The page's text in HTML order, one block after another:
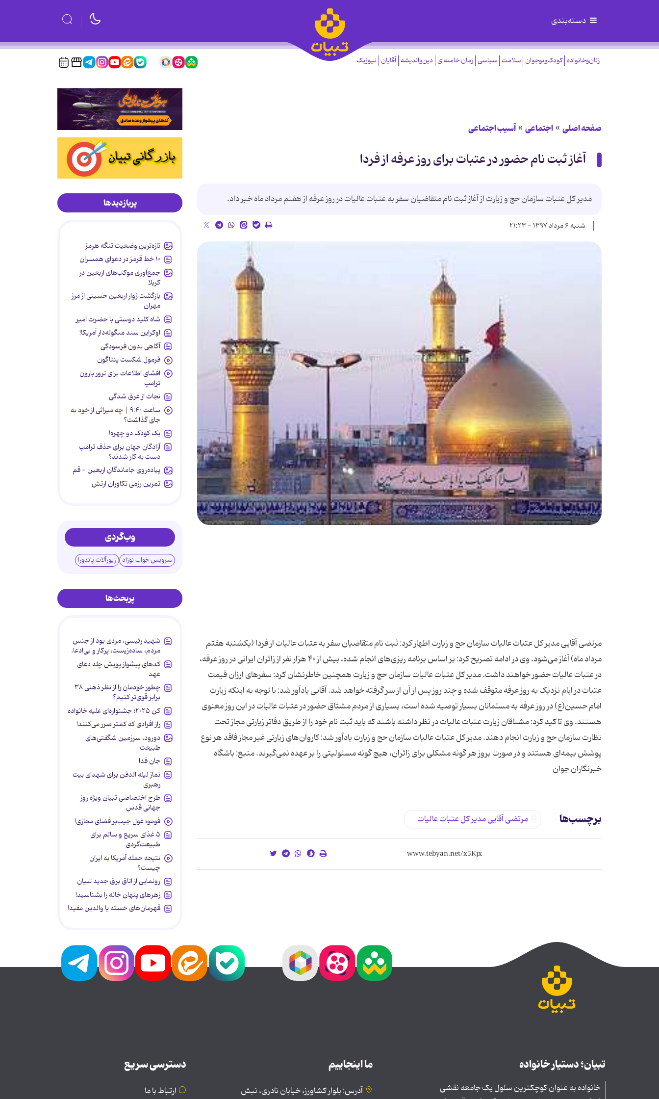
دسته‌بندی
زنان‌وخانواده کودک‌ونوجوان سلامت سیاسی زمان خامنه‌ای دین‌واندیشه آقایان نیوزیک
صفحه اصلی اجتماعی آسیب اجتماعی
آغاز ثبت نام حضور در عتبات برای روز عرفه از فردا
مدیر کل عتبات سازمان حج و زیارت از آغاز ثبت نام متقاضیان سفر به عتبات عالیات در روز عرفه از هفتم مرداد ماه خبر داد.
شنبه ۶ مرداد ۱۳۹۷ - ۲۱:۲۳
مرتضی آقایی مدیر کل عتبات عالیات سازمان حج و زیارت اظهار کرد: ثبت نام متقاضیان سفر به عتبات عالیات از فردا (یکشنبه هفتم
مرداد ماه) آغاز می‌شود. وی در ادامه تصریح کرد: بر اساس برنامه ریزی‌های انجام شده، بیش از ۴۰ هزار نفر از زائران ایرانی در روز عرفه،
در عتبات عالیات حضور خواهند داشت. مدیر کل عتبات عالیات سازمان حج و زیارت همچنین خاطرنشان کرد: سفرهای ارزان قیمت
عتبات در ایام نزدیک به روز عرفه متوقف شده و چند روز پس از آن از سر گرفته خواهد شد. آقایی یادآور شد: با توجه به اینکه زیارت
امام حسین(ع) در روز عرفه به مسلمانان بسیار توصیه شده‌ است، بسیاری از مردم مشتاق حضور در عتبات عالیات در این روز معنوی
هستند. وی تاکید کرد: مشتاقان زیارت عتبات عالیات در نظر داشته باشند که باید ثبت نام خود را از طریق دفاتر زیارتی مجاز تحت
نظارت سازمان حج و زیارت انجام دهند. مدیر کل عتبات عالیات سازمان حج و زیارت یادآور شد: کاروان‌های زیارتی غیر مجاز فاقد هر نوع
پوشش بیمه‌ای هستند و در صورت بروز هر گونه مشکلی برای زائران، هیچ گونه مسئولیتی را بر عهده نمی‌گیرند. منبع: باشگاه
خبرنگاران جوان
برچسب‌ها مرتضی آقایی مدیر کل عتبات عالیات
پربازدیدها
تازه‌ترین وضعیت تنگه هرمز
۱۰ خط قرمز در دعوای همسران
جمع‌آوری موکب‌های اربعین در
کربلا
بازگشت زوار اربعین حسینی از مرز
مهران
شاه کلید دوستی با حضرت امیر
اوکراین سند منگوله‌دار آمریکا!
آگاهی بدون فرسودگی
فرمول شکست پنتاگون
افشای اطلاعات برای ترور بارون
ترامپ
نجات از غرق شدگی
ساعت ۹:۴۰ | چه میراثی از خود به
جای گذاشت؟
یک کودک دو چهره!
آزادگان جهان برای حذف ترامپ
دست به کار شدند؟
پیاده‌روی جاماندگان اربعین - قم
تمرین رزمی تکاوران ارتش
وب‌گردی
سرویس خواب نوزاد زیورآلات پاندورا
پربحث‌ها
شهید رئیسی، مردی بود از جنس
مردم، ساده‌زیست، پرکار و بی‌ادعا.
کدهای پیشواز پویش چله دعای
عهد
چطور خودمان را از نظر ذهنی ۳۸
برابر قوی‌تر کنیم؟
کن ۲۰۲۵؛ جشنواره‌ای علیه خانواده
راز افرادی که کمتر ضرر می‌کنند!
دورود، سرزمین شگفتی‌های
طبیعت
جان فدا
نماز لیله الدفن برای شهدای بیت
رهبری
طرح اختصاصی تبیان ویژه روز
جهانی قدس
فومو؛ غول جیب‌بر فضای مجازی!
۵ غذای سریع و سالم برای
طبیعت‌گردی
نتیجه حمله آمریکا به ایران
چیست؟
رونمایی از اتاق برق جدید تبیان
زهرهای پنهان خانه را بشناسید!
قهرمان‌های خسته یا والدین مفید!
تبیان؛ دستیار خانواده
خانواده به عنوان کوچکترین سلول یک جامعه نقشی
ما اینجاییم
آدرس: بلوار کشاورز، خیابان نادری، نبش
دسترسی سریع
ارتباط با ما